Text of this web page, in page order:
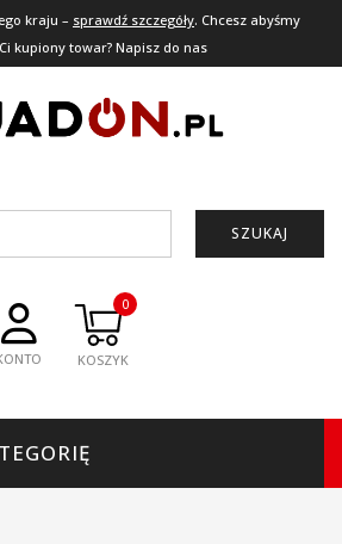
kraju – sprawdź szczegóły. Chcesz abyśmy
kupiony towar? Napisz do nas
SZUKAJ
0